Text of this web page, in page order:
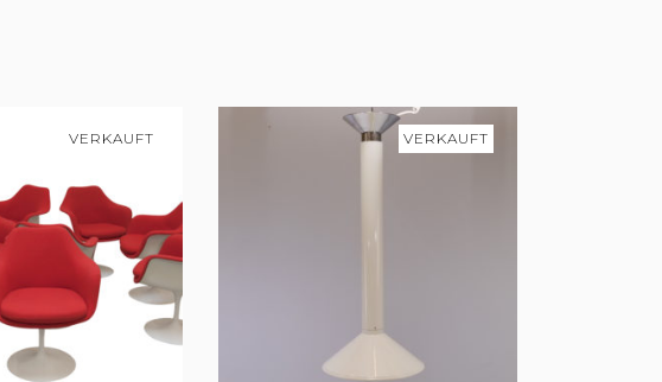
VERKAUFT VERKAUFT